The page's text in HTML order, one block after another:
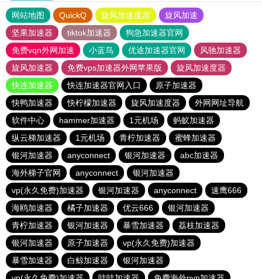
网站地图 QuickQ 旋风加速度器
旋风加速
坚果加速器
tiktok加速器
狗急加速器官网
免费vqn外网加速
小蓝鸟 优途加速器官网
风驰加速器
旋风加速器
免费vps加速器外网苹果版
旋风加速度器
快连加速器
快连加速器官网入口
原子加速器
快鸭加速器
快柠檬加速器 旋风加速度器
外网网址导航
软件中心
hammer加速器 1元机场
蚂蚁加速器
纵云梯加速器
1元机场 青柠加速器
蜜蜂加速器
银河加速器
anyconnect 银河加速器
abc加速器
海外梯子官网
anyconnect
银河加速器
vp(永久免费)加速器
银河加速器 anyconnect
速鹰666
海鸥加速器
橘子加速器 优云666
银河加速器
青柠加速器
银河加速器 暴雪加速器
荔枝加速器
银河加速器
原子加速器
vp(永久免费)加速器
暴雪加速器
白鲸加速器
银河加速器